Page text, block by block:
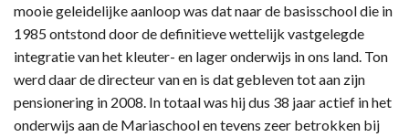
mooie geleidelijke aanloop was dat naar de basisschool die in
1985 ontstond door de definitieve wettelijk vastgelegde
integratie van het kleuter- en lager onderwijs in ons land. Ton
werd daar de directeur van en is dat gebleven tot aan zijn
pensionering in 2008. In totaal was hij dus 38 jaar actief in het
onderwijs aan de Mariaschool en tevens zeer betrokken bij